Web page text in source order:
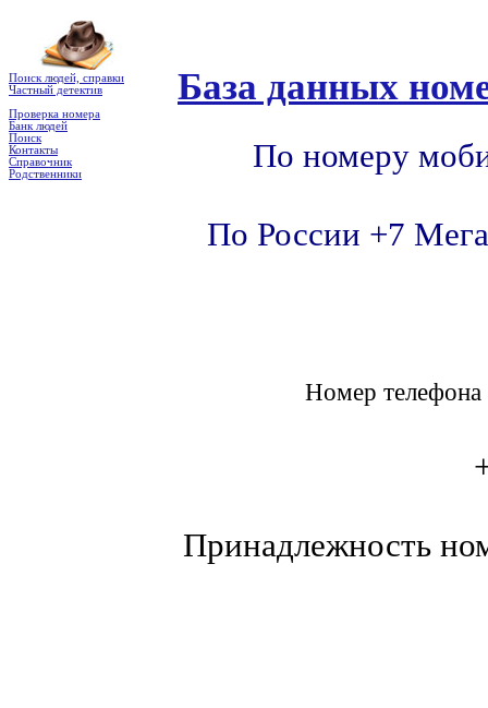
Поиск людей, справки
Частный детектив
Проверка номера
Банк людей
Поиск
Контакты
Справочник
Родственники
База данных
По номеру
По России +7
Номер
Принадлежность